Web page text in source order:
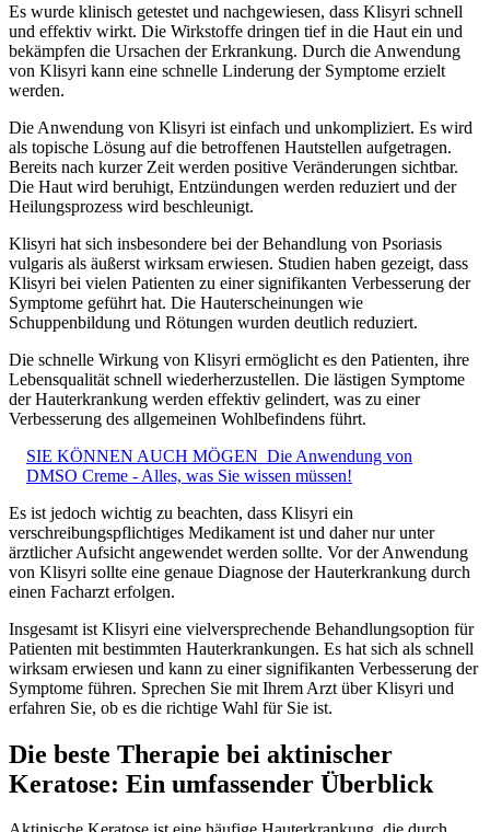
Es wurde klinisch getestet und nachgewiesen, dass Klisyri schnell
und effektiv wirkt. Die Wirkstoffe dringen tief in die Haut ein und
bekämpfen die Ursachen der Erkrankung. Durch die Anwendung
von Klisyri kann eine schnelle Linderung der Symptome erzielt
werden.
Die Anwendung von Klisyri ist einfach und unkompliziert. Es wird
als topische Lösung auf die betroffenen Hautstellen aufgetragen.
Bereits nach kurzer Zeit werden positive Veränderungen sichtbar.
Die Haut wird beruhigt, Entzündungen werden reduziert und der
Heilungsprozess wird beschleunigt.
Klisyri hat sich insbesondere bei der Behandlung von Psoriasis
vulgaris als äußerst wirksam erwiesen. Studien haben gezeigt, dass
Klisyri bei vielen Patienten zu einer signifikanten Verbesserung der
Symptome geführt hat. Die Hauterscheinungen wie
Schuppenbildung und Rötungen wurden deutlich reduziert.
Die schnelle Wirkung von Klisyri ermöglicht es den Patienten, ihre
Lebensqualität schnell wiederherzustellen. Die lästigen Symptome
der Hauterkrankung werden effektiv gelindert, was zu einer
Verbesserung des allgemeinen Wohlbefindens führt.
SIE KÖNNEN AUCH MÖGEN Die Anwendung von
DMSO Creme - Alles, was Sie wissen müssen!
Es ist jedoch wichtig zu beachten, dass Klisyri ein
verschreibungspflichtiges Medikament ist und daher nur unter
ärztlicher Aufsicht angewendet werden sollte. Vor der Anwendung
von Klisyri sollte eine genaue Diagnose der Hauterkrankung durch
einen Facharzt erfolgen.
Insgesamt ist Klisyri eine vielversprechende Behandlungsoption für
Patienten mit bestimmten Hauterkrankungen. Es hat sich als schnell
wirksam erwiesen und kann zu einer signifikanten Verbesserung der
Symptome führen. Sprechen Sie mit Ihrem Arzt über Klisyri und
erfahren Sie, ob es die richtige Wahl für Sie ist.
Die beste Therapie bei aktinischer
Keratose: Ein umfassender Überblick